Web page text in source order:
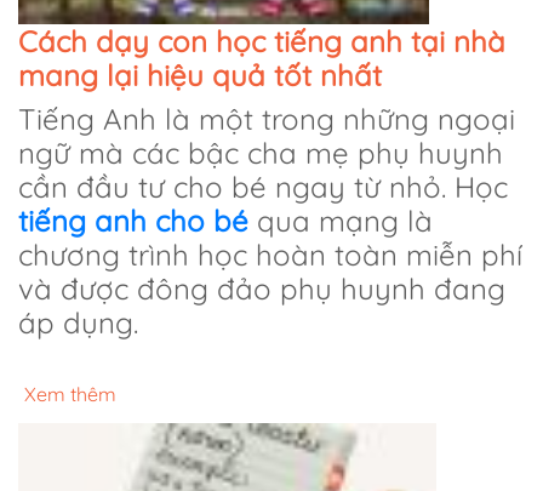
Cách dạy con học tiếng anh tại nhà
mang lại hiệu quả tốt nhất
Tiếng Anh là một trong những ngoại
ngữ mà các bậc cha mẹ phụ huynh
cần đầu tư cho bé ngay từ nhỏ. Học
tiếng anh cho bé qua mạng là
chương trình học hoàn toàn miễn phí
và được đông đảo phụ huynh đang
áp dụng.
Xem thêm